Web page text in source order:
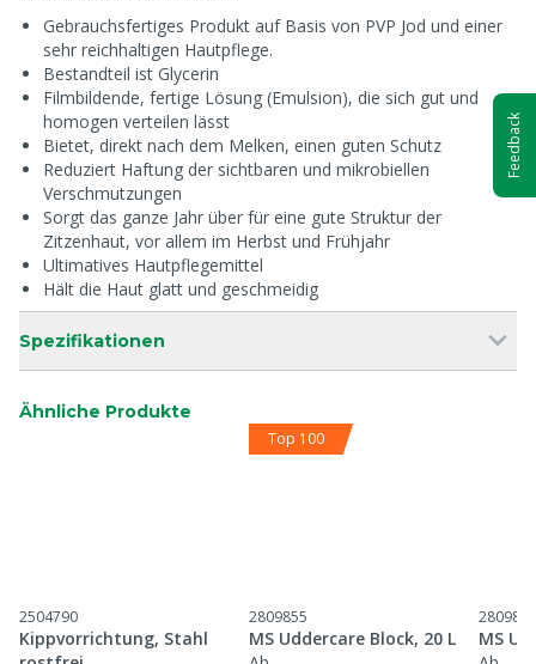
Gebrauchsfertiges Produkt auf Basis von PVP Jod und einer
sehr reichhaltigen Hautpflege.
Bestandteil ist Glycerin
Filmbildende, fertige Lösung (Emulsion), die sich gut und
homogen verteilen lässt
Bietet, direkt nach dem Melken, einen guten Schutz
Reduziert Haftung der sichtbaren und mikrobiellen
Verschmutzungen
Sorgt das ganze Jahr über für eine gute Struktur der
Zitzenhaut, vor allem im Herbst und Frühjahr
Ultimatives Hautpflegemittel
Hält die Haut glatt und geschmeidig
Spezifikationen
Ähnliche Produkte
2504790
Kippvorrichtung, Stahl
Top 100
2809855
MS Uddercare Block, 20 L
2809857
MS
Feedback